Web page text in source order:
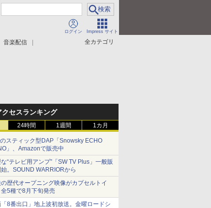
ログイン Impress サイト
全カテゴリ
音楽配信
クセスランキング
24時間 1週間 1カ月
のスティック型DAP「Snowsky ECHO
」、Amazonで販売中
“テレビ用アンプ”「SW TV Plus」一般販
。SOUND WARRIORから
歴代オープニング映像がカプセルトイ
全5種で8月下旬発売
8番出口」地上波初放送。金曜ロードシ